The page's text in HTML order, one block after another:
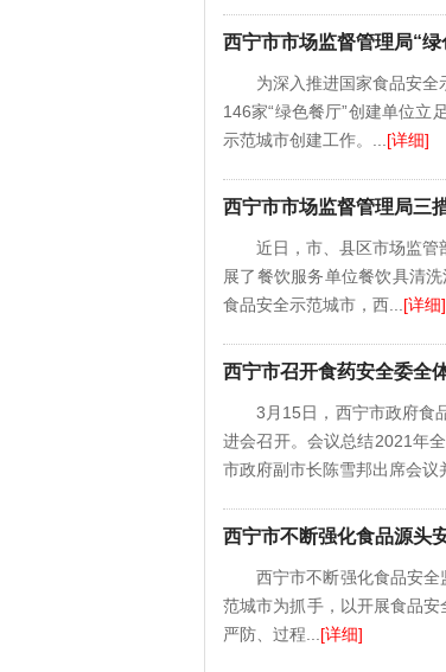
西宁市市场监督管理局“
为深入推进国家食品安
146家“绿色餐厅”创建单位立
示范城市创建工作。... [详细]
西宁市市场监督管理局三
近日，市、县区市场监
展了餐饮服务单位餐饮具清
食品安全示范城市，西... [详细]
西宁市召开食药安全委全
3月15日，西宁市政府食
进会召开。会议总结2021年
市政府副市长陈雪邦出席会议
西宁市不断强化食品源头
西宁市不断强化食品安全
范城市为抓手，以开展食品
严防、过程... [详细]